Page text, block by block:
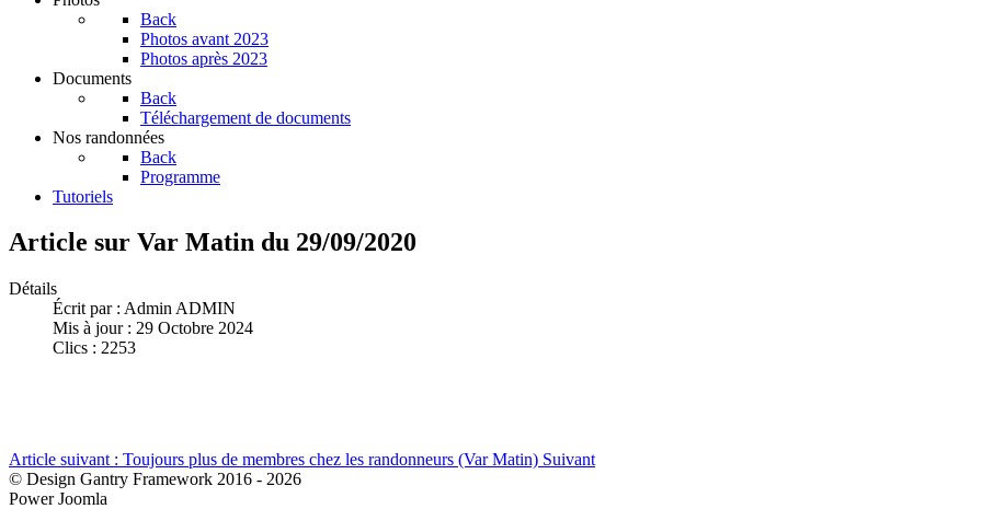
Back
Photos avant 2023
Photos après 2023
Documents
Back
Téléchargement de documents
Nos randonnées
Back
Programme
Tutoriels
Article sur Var Matin du 29/09/2020
Détails
Écrit par : Admin ADMIN
Mis à jour : 29 Octobre 2024
Clics : 2253
Article suivant : Toujours plus de membres chez les randonneurs (Var Matin) Suivant
© Design Gantry Framework 2016 - 2026
Power Joomla